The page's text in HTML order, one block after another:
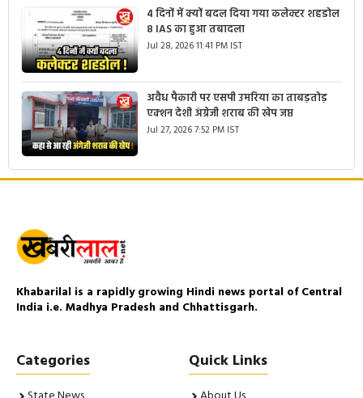
4 दिनों में क्यों बदल दिया गया कलेक्टर शहडोल
8 IAS का हुआ तबादला
Jul 28, 2026 11:41 PM IST
अवैध पैकारी पर एसपी उमरिया का ताबड़तोड़
एक्शन देशी अंग्रेजी शराब की खेप जप्त
Jul 27, 2026 7:52 PM IST
Khabarilal is a rapidly growing Hindi news portal of Central
India i.e. Madhya Pradesh and Chhattisgarh.
Categories Quick Links